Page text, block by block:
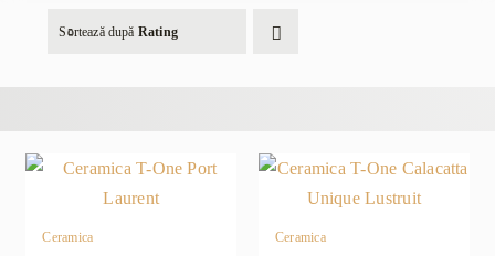
Sortează după Rating
Ceramica Ceramica